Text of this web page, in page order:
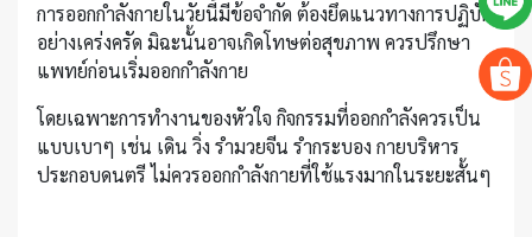
การออกกำลังกายในวัยนี้มีข้อจำกัด ต้องยึดแนวทางการปฏิบัติ
อย่างเคร่งครัด มิฉะนั้นอาจเกิดโทษต่อสุขภาพ ควรปรึกษา
แพทย์ก่อนเริ่มออกกำลังกาย
โดยเฉพาะการทำงานของหัวใจ กิจกรรมที่ออกกำลังควรเป็น
แบบเบาๆ เช่น เดิน วิ่ง รำมวยจีน รำกระบอง กายบริหาร
ประกอบดนตรี ไม่ควรออกกำลังกายที่ใช้แรงมากในระยะสั้นๆ